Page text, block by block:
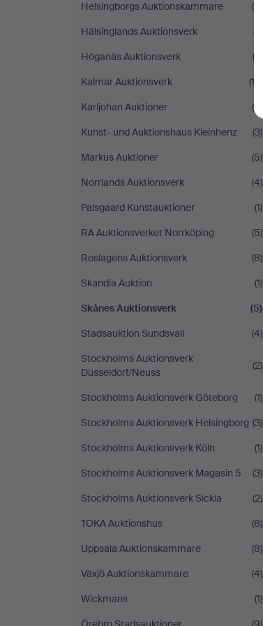
Helsingborgs Auktionskammare
(4)
Hälsinglands Auktionsverk
(7)
Höganäs Auktionsverk
(3)
Kalmar Auktionsverk
(12)
Karljohan Auktioner
(5)
Kunst- und Auktionshaus Kleinhenz
(3)
Markus Auktioner
(5)
Norrlands Auktionsverk
(4)
Palsgaard Kunstauktioner
(1)
RA Auktionsverket Norrköping
(5)
Roslagens Auktionsverk
(8)
Skandia Auktion
(1)
Skånes Auktionsverk
(5)
Stadsauktion Sundsvall
(4)
Stockholms Auktionsverk
Düsseldorf/Neuss
(2)
Stockholms Auktionsverk Göteborg
(1)
Stockholms Auktionsverk Helsingborg (3)
Stockholms Auktionsverk Köln
(1)
Stockholms Auktionsverk Magasin 5
(3)
Stockholms Auktionsverk Sickla
(2)
TOKA Auktionshus
(8)
Uppsala Auktionskammare
(8)
Växjö Auktionskammare
(4)
Wickmans
(1)